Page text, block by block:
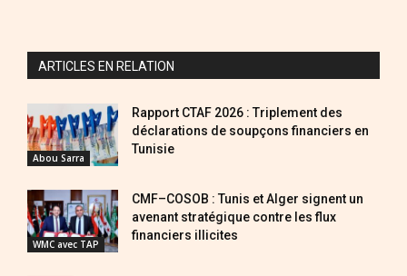
ARTICLES EN RELATION
Abou Sarra
Rapport CTAF 2026 : Triplement des
déclarations de soupçons financiers en
Tunisie
WMC avec TAP
CMF–COSOB : Tunis et Alger signent un
avenant stratégique contre les flux
financiers illicites